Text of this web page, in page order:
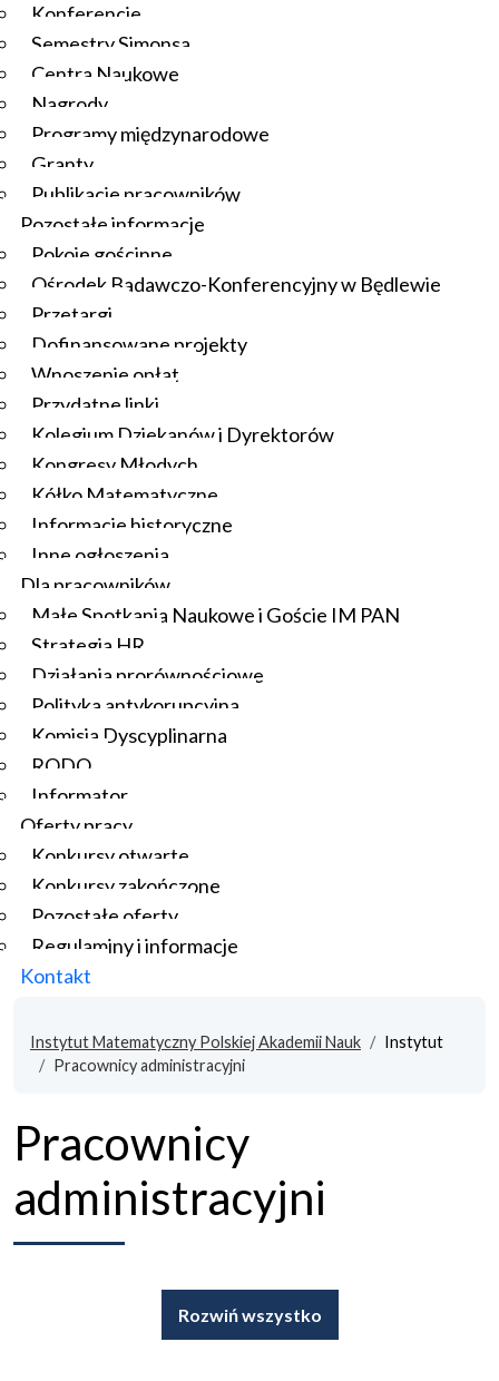
Konferencje
Semestry Simonsa
Centra Naukowe
Nagrody
Programy międzynarodowe
Granty
Publikacje pracowników
Pozostałe informacje
Pokoje gościnne
Ośrodek Badawczo-Konferencyjny w Będlewie
Przetargi
Dofinansowane projekty
Wnoszenie opłat
Przydatne linki
Kolegium Dziekanów i Dyrektorów
Kongresy Młodych
Kółko Matematyczne
Informacje historyczne
Inne ogłoszenia
Dla pracowników
Małe Spotkania Naukowe i Goście IM PAN
Strategia HR
Działania prorównościowe
Polityka antykorupcyjna
Komisja Dyscyplinarna
RODO
Informator
Oferty pracy
Konkursy otwarte
Konkursy zakończone
Pozostałe oferty
Regulaminy i informacje
Kontakt
Instytut Matematyczny Polskiej Akademii Nauk
Instytut
Pracownicy administracyjni
Pracownicy
administracyjni
Rozwiń wszystko